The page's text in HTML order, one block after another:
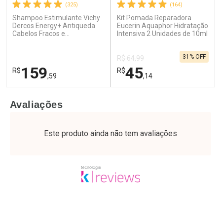
Ativar Desconto
Comprar sem Desconto
Ativar Desconto
Por R$ 52,64/cada
Comprar sem Desconto
(325)
Shampoo Estimulante Vichy
Dercos Energy+ Antiqueda
Cabelos Fracos e
R$159,59
Dermaclub
Por Menos
(164)
Kit Pomada Reparadora
Eucerin Aquaphor Hidratação
Intensiva 2 Unidades de 10ml
R$ 64,99
R$45,14
31% OFF
Laboratório
Por Menos
Avaliações
Este produto ainda não tem avaliações